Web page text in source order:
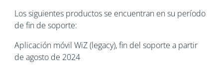
Los siguientes productos se encuentran en su período
de fin de soporte:
Aplicación móvil WiZ (legacy), fin del soporte a partir
de agosto de 2024